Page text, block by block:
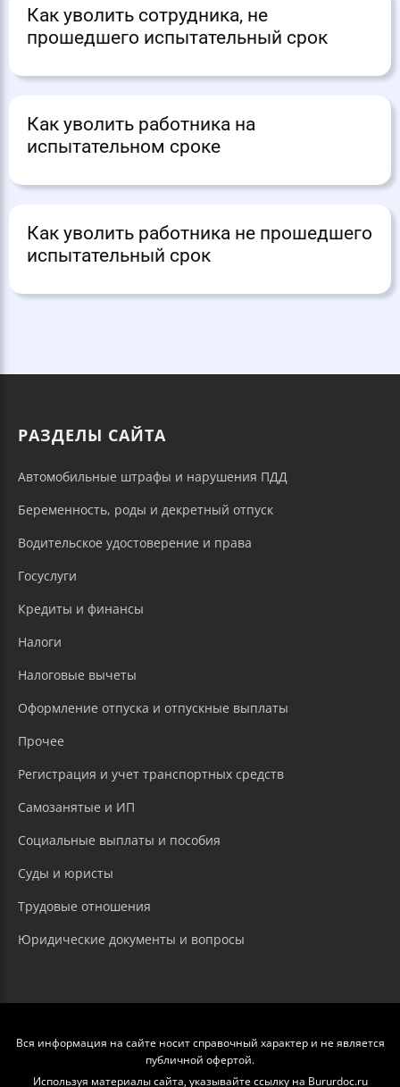
Как уволить сотрудника, не
прошедшего испытательный срок
Как уволить работника на
испытательном сроке
Как уволить работника не прошедшего
испытательный срок
РАЗДЕЛЫ САЙТА
Автомобильные штрафы и нарушения ПДД
Беременность, роды и декретный отпуск
Водительское удостоверение и права
Госуслуги
Кредиты и финансы
Налоги
Налоговые вычеты
Оформление отпуска и отпускные выплаты
Прочее
Регистрация и учет транспортных средств
Самозанятые и ИП
Социальные выплаты и пособия
Суды и юристы
Трудовые отношения
Юридические документы и вопросы
Вся информация на сайте носит справочный характер и не является
публичной офертой.
Используя материалы сайта, указывайте ссылку на Bururdoc.ru